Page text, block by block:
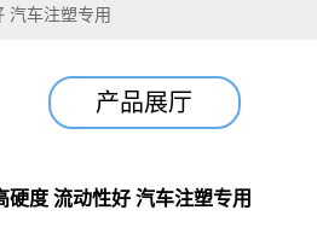
汽车注塑专用
产品展厅
硬度 流动性好 汽车注塑专用